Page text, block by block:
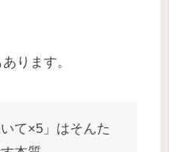
ります。
て×5」はそんた